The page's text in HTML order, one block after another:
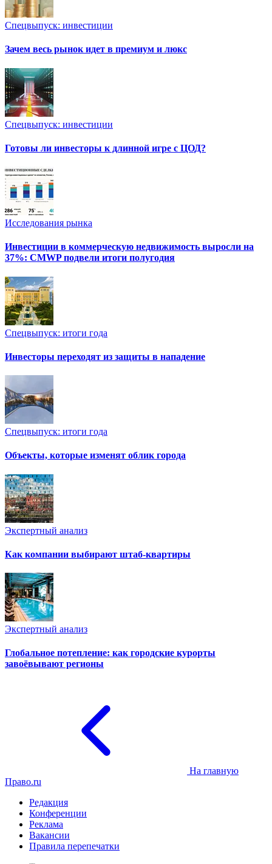
Спецвыпуск: инвестиции
Зачем весь рынок идет в премиум и люкс
Спецвыпуск: инвестиции
Готовы ли инвесторы к длинной игре с ЦОД?
Исследования рынка
Инвестиции в коммерческую недвижимость выросли на
37%: CMWP подвели итоги полугодия
Спецвыпуск: итоги года
Инвесторы переходят из защиты в нападение
Спецвыпуск: итоги года
Объекты, которые изменят облик города
Экспертный анализ
Как компании выбирают штаб-квартиры
Экспертный анализ
Глобальное потепление: как городские курорты
завоёвывают регионы
На главную
Право.ru
Редакция
Конференции
Реклама
Вакансии
Правила перепечатки